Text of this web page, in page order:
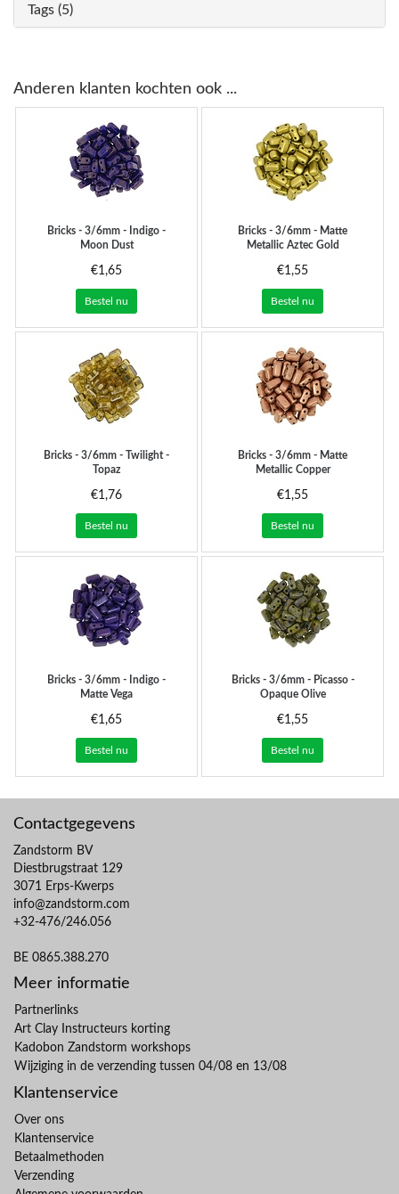
Tags (5)
Anderen klanten kochten ook ...
Bricks - 3/6mm - Indigo -
Moon Dust
€1,65
Bestel nu
Bricks - 3/6mm - Matte
Metallic Aztec Gold
€1,55
Bestel nu
Bricks - 3/6mm - Twilight -
Topaz
€1,76
Bestel nu
Bricks - 3/6mm - Matte
Metallic Copper
€1,55
Bestel nu
Bricks - 3/6mm - Indigo -
Matte Vega
€1,65
Bestel nu
Bricks - 3/6mm - Picasso -
Opaque Olive
€1,55
Bestel nu
Contactgegevens
Zandstorm BV
Diestbrugstraat 129
3071 Erps-Kwerps
info@zandstorm.com
+32-476/246.056
BE 0865.388.270
Meer informatie
Partnerlinks
Art Clay Instructeurs korting
Kadobon Zandstorm workshops
Wijziging in de verzending tussen 04/08 en 13/08
Klantenservice
Over ons
Klantenservice
Betaalmethoden
Verzending